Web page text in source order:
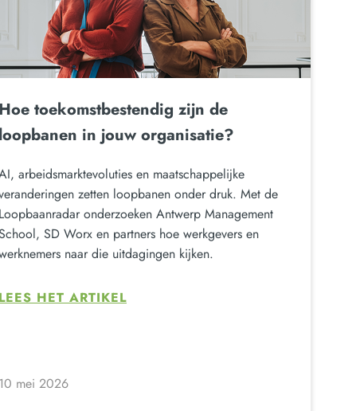
Hoe toekomstbestendig zijn de
loopbanen in jouw organisatie?
arbeidsmarktevoluties en maatschappelijke
zetten loopbanen onder druk. Met de
Loopbaanradar onderzoeken Antwerp Management
SD Worx en partners hoe werkgevers en
naar die uitdagingen kijken.
LEES HET ARTIKEL
10 mei 2026